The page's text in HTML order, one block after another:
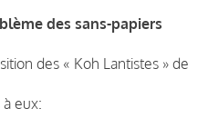
des sans-papiers
des « Koh Lantistes » de
eux: